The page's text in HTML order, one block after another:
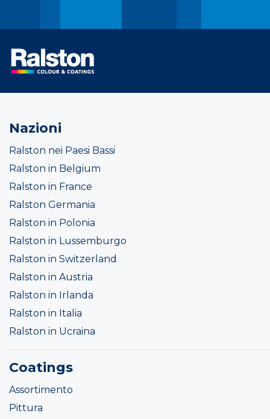
Nazioni
Ralston nei Paesi Bassi
Ralston in Belgium
Ralston in France
Ralston Germania
Ralston in Polonia
Ralston in Lussemburgo
Ralston in Switzerland
Ralston in Austria
Ralston in Irlanda
Ralston in Italia
Ralston in Ucraina
Coatings
Assortimento
Pittura